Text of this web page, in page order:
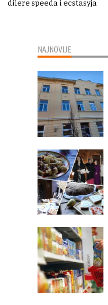
dilere speeda i ecstasyja
NAJNOVIJE